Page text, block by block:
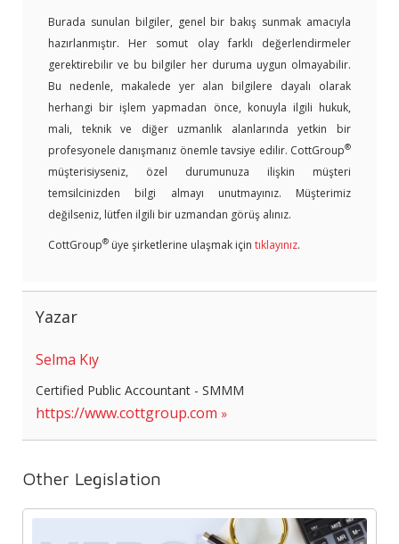
Burada sunulan bilgiler, genel bir bakış sunmak amacıyla
hazırlanmıştır. Her somut olay farklı değerlendirmeler
gerektirebilir ve bu bilgiler her duruma uygun olmayabilir.
Bu nedenle, makalede yer alan bilgilere dayalı olarak
herhangi bir işlem yapmadan önce, konuyla ilgili hukuk,
mali, teknik ve diğer uzmanlık alanlarında yetkin bir
profesyonele danışmanız önemle tavsiye edilir. CottGroup®
müşterisiyseniz, özel durumunuza ilişkin müşteri
temsilcinizden bilgi almayı unutmayınız. Müşterimiz
değilseniz, lütfen ilgili bir uzmandan görüş alınız.
CottGroup® üye şirketlerine ulaşmak için tıklayınız.
Yazar
Selma Kıy
Certified Public Accountant - SMMM
https://www.cottgroup.com
Other Legislation